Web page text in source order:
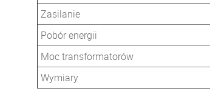
Zasilanie
Pobór energii
Moc transformatorów
Wymiary